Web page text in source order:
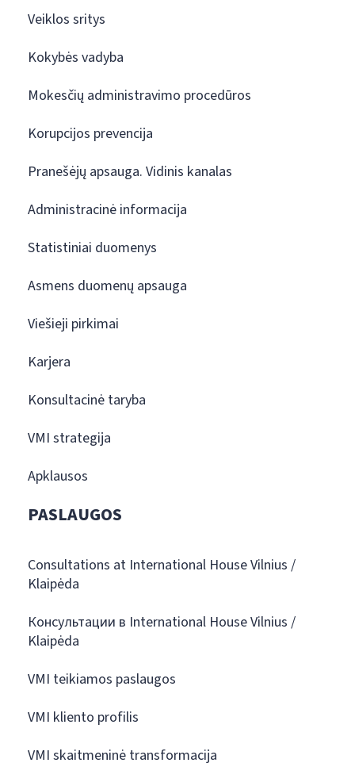
Veiklos sritys
Kokybės vadyba
Mokesčių administravimo procedūros
Korupcijos prevencija
Pranešėjų apsauga. Vidinis kanalas
Administracinė informacija
Statistiniai duomenys
Asmens duomenų apsauga
Viešieji pirkimai
Karjera
Konsultacinė taryba
VMI strategija
Apklausos
PASLAUGOS
Consultations at International House Vilnius /
Klaipėda
Консультации в International House Vilnius /
Klaipėda
VMI teikiamos paslaugos
VMI kliento profilis
VMI skaitmeninė transformacija